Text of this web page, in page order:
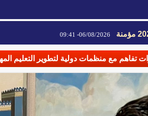
06/08/2026- 09:41
06/08/2026- 09:41
تفاهم مع منظمات دولية لتطوير التعليم